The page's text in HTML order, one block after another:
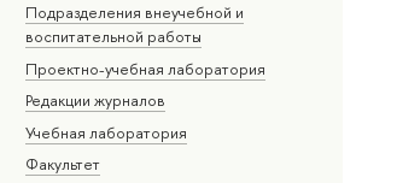
Подразделения внеучебной и
воспитательной работы
Проектно-учебная лаборатория
Редакции журналов
Учебная лаборатория
Факультет